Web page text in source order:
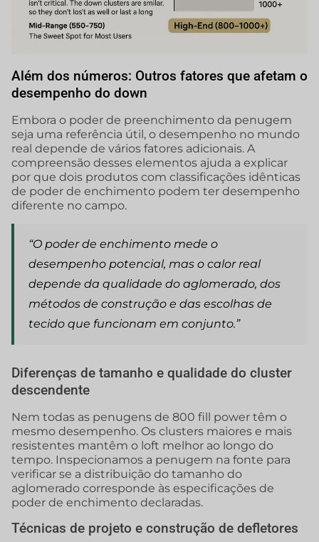
Além dos números: Outros fatores que afetam o
desempenho do down
Embora o poder de preenchimento da penugem
seja uma referência útil, o desempenho no mundo
real depende de vários fatores adicionais. A
compreensão desses elementos ajuda a explicar
por que dois produtos com classificações idênticas
de poder de enchimento podem ter desempenho
diferente no campo.
“O poder de enchimento mede o
desempenho potencial, mas o calor real
depende da qualidade do aglomerado, dos
métodos de construção e das escolhas de
tecido que funcionam em conjunto.”
Diferenças de tamanho e qualidade do cluster
descendente
Nem todas as penugens de 800 fill power têm o
mesmo desempenho. Os clusters maiores e mais
resistentes mantêm o loft melhor ao longo do
tempo. Inspecionamos a penugem na fonte para
verificar se a distribuição do tamanho do
aglomerado corresponde às especificações de
poder de enchimento declaradas.
Técnicas de projeto e construção de defletores